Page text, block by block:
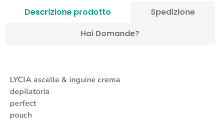
Descrizione prodotto
Spedizione
Hai Domande?
LYCIA ascelle & inguine crema
depilatoria
perfect
pouch